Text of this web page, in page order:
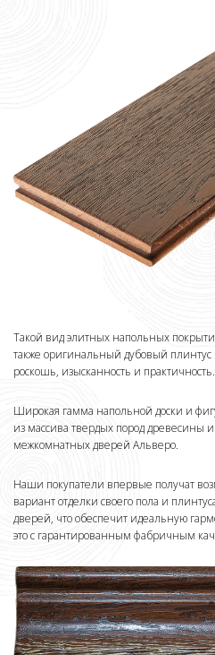
Такой вид элитных напольных
также оригинальный дубовый
роскошь, изысканность и практичность.
Широкая гамма напольной доски и
из массива твердых пород древесины
межкомнатных дверей Альверо.
Наши покупатели впервые получат
вариант отделки своего пола и
дверей, что обеспечит идеальную
это с гарантированным фабричным